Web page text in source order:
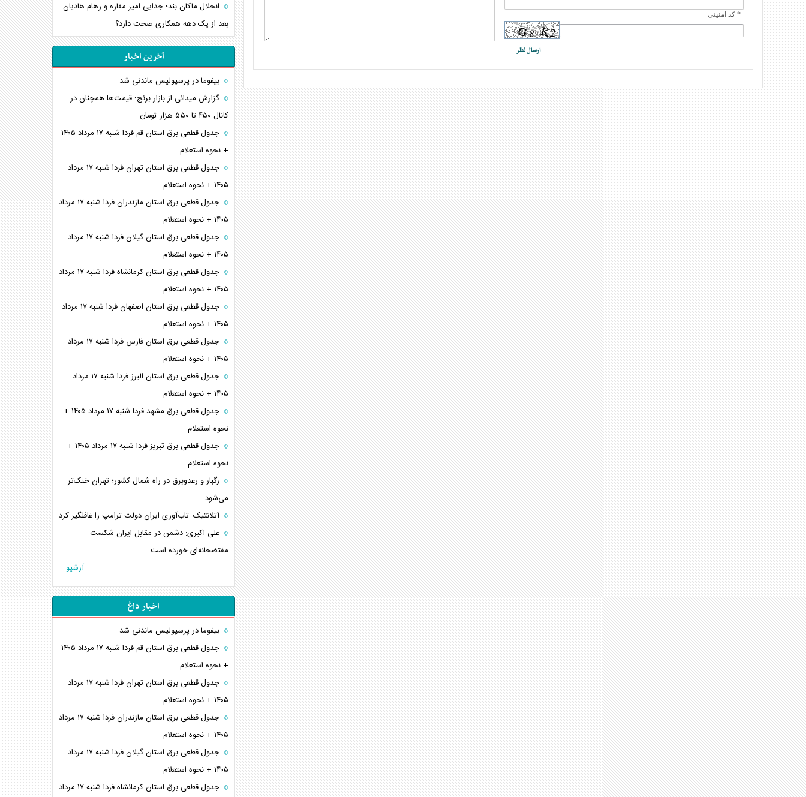
* کد امنیتی
انحلال ماکان بند؛ جدایی امیر مقاره و رهام هادیان
بعد از یک دهه همکاری صحت دارد؟
آخرین اخبار
بیفوما در پرسپولیس ماندنی شد
گزارش میدانی از بازار برنج؛ قیمت‌ها همچنان در
کانال ۴۵۰ تا ۵۵۰ هزار تومان
جدول قطعی برق استان قم فردا شنبه ۱۷ مرداد ۱۴۰۵
+ نحوه استعلام
جدول قطعی برق استان تهران فردا شنبه ۱۷ مرداد
۱۴۰۵ + نحوه استعلام
جدول قطعی برق استان مازندران فردا شنبه ۱۷ مرداد
۱۴۰۵ + نحوه استعلام
جدول قطعی برق استان گیلان فردا شنبه ۱۷ مرداد
۱۴۰۵ + نحوه استعلام
جدول قطعی برق استان کرمانشاه فردا شنبه ۱۷ مرداد
۱۴۰۵ + نحوه استعلام
جدول قطعی برق استان اصفهان فردا شنبه ۱۷ مرداد
۱۴۰۵ + نحوه استعلام
جدول قطعی برق استان فارس فردا شنبه ۱۷ مرداد
۱۴۰۵ + نحوه استعلام
جدول قطعی برق استان البرز فردا شنبه ۱۷ مرداد
۱۴۰۵ + نحوه استعلام
جدول قطعی برق مشهد فردا شنبه ۱۷ مرداد ۱۴۰۵ +
نحوه استعلام
جدول قطعی برق تبریز فردا شنبه ۱۷ مرداد ۱۴۰۵ +
نحوه استعلام
رگبار و رعدوبرق در راه شمال کشور؛ تهران خنک‌تر
می‌شود
آتلانتیک: تاب‌آوری ایران دولت ترامپ را غافلگیر کرد
علی اکبری: دشمن در مقابل ایران شکست
مفتضحانه‌ای خورده است
آرشیو...
اخبار داغ
بیفوما در پرسپولیس ماندنی شد
جدول قطعی برق استان قم فردا شنبه ۱۷ مرداد ۱۴۰۵
+ نحوه استعلام
جدول قطعی برق استان تهران فردا شنبه ۱۷ مرداد
۱۴۰۵ + نحوه استعلام
جدول قطعی برق استان مازندران فردا شنبه ۱۷ مرداد
۱۴۰۵ + نحوه استعلام
جدول قطعی برق استان گیلان فردا شنبه ۱۷ مرداد
۱۴۰۵ + نحوه استعلام
جدول قطعی برق استان کرمانشاه فردا شنبه ۱۷ مرداد